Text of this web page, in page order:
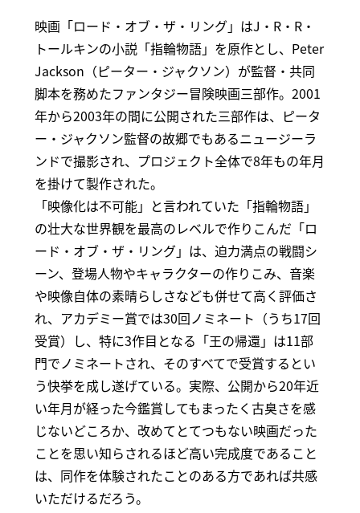
映画「ロード・オブ・ザ・リング」はJ・R・R・
トールキンの小説「指輪物語」を原作とし、Peter
Jackson（ピーター・ジャクソン）が監督・共同
脚本を務めたファンタジー冒険映画三部作。2001
年から2003年の間に公開された三部作は、ピータ
ー・ジャクソン監督の故郷でもあるニュージーラ
ンドで撮影され、プロジェクト全体で8年もの年月
を掛けて製作された。
「映像化は不可能」と言われていた「指輪物語」
の壮大な世界観を最高のレベルで作りこんだ「ロ
ード・オブ・ザ・リング」は、迫力満点の戦闘シ
ーン、登場人物やキャラクターの作りこみ、音楽
や映像自体の素晴らしさなども併せて高く評価さ
れ、アカデミー賞では30回ノミネート（うち17回
受賞）し、特に3作目となる「王の帰還」は11部
門でノミネートされ、そのすべてで受賞するとい
う快挙を成し遂げている。実際、公開から20年近
い年月が経った今鑑賞してもまったく古臭さを感
じないどころか、改めてとてつもない映画だった
ことを思い知らされるほど高い完成度であること
は、同作を体験されたことのある方であれば共感
いただけるだろう。